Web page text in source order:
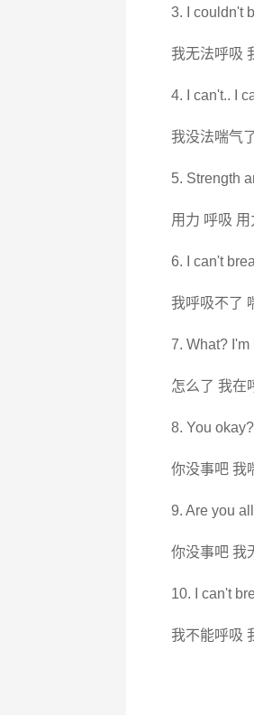
3. I couldn't
我无法呼吸
4. I can't.. I
我没法喘气
5. Strength
用力 呼吸
6. I can't
我呼吸不了
7. What?
怎么了 我在
8. You
你没事吧 我
9. Are you
你没事吧 我
10. I can't
我不能呼吸